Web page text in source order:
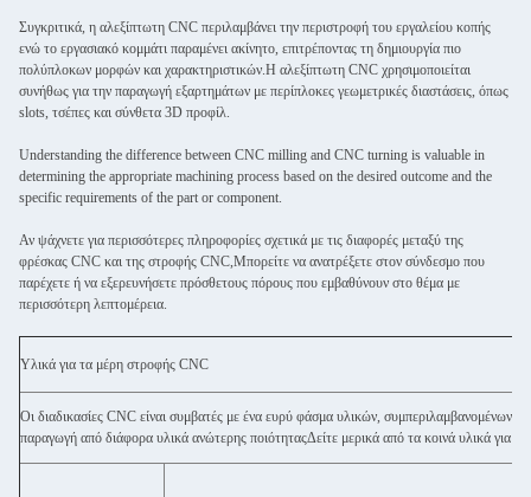
Συγκριτικά, η αλεξίπτωτη CNC περιλαμβάνει την περιστροφή του εργαλείου κοπής
ενώ το εργασιακό κομμάτι παραμένει ακίνητο, επιτρέποντας τη δημιουργία πιο
πολύπλοκων μορφών και χαρακτηριστικών.Η αλεξίπτωτη CNC χρησιμοποιείται
συνήθως για την παραγωγή εξαρτημάτων με περίπλοκες γεωμετρικές διαστάσεις, όπως
slots, τσέπες και σύνθετα 3D προφίλ.
Understanding the difference between CNC milling and CNC turning is valuable in
determining the appropriate machining process based on the desired outcome and the
specific requirements of the part or component.
Αν ψάχνετε για περισσότερες πληροφορίες σχετικά με τις διαφορές μεταξύ της
φρέσκας CNC και της στροφής CNC,Μπορείτε να ανατρέξετε στον σύνδεσμο που
παρέχετε ή να εξερευνήσετε πρόσθετους πόρους που εμβαθύνουν στο θέμα με
περισσότερη λεπτομέρεια.
Υλικά για τα μέρη στροφής CNC
Οι διαδικασίες CNC είναι συμβατές με ένα ευρύ φάσμα υλικών,
παραγωγή από διάφορα υλικά ανώτερης ποιότηταςΔείτε μερικά από τα κοινά υλικά για